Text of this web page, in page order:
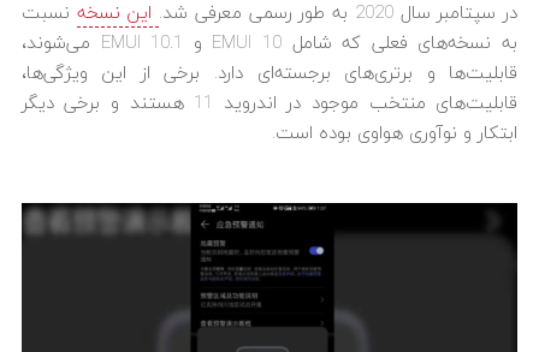
در سپتامبر سال 2020 به طور رسمی معرفی شد.
این نسخه نسبت
به نسخه‌های فعلی که شامل EMUI 10 و EMUI 10.1 می‌شوند،
قابلیت‌ها و برتری‌های برجسته‌ای دارد. برخی از این ویژگی‌ها،
قابلیت‌های منتخب موجود در اندروید 11 هستند و برخی دیگر
ابتکار و نوآوری هواوی بوده است.